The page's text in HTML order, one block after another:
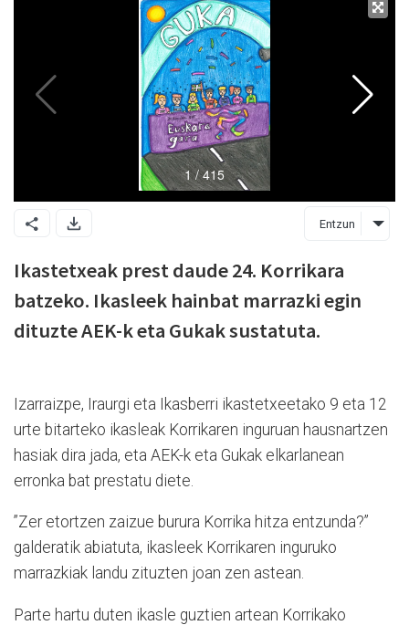
Entzun
Ikastetxeak prest daude 24. Korrikara
batzeko. Ikasleek hainbat marrazki egin
dituzte AEK-k eta Gukak sustatuta.
Izarraizpe, Iraurgi eta Ikasberri ikastetxeetako 9 eta 12
urte bitarteko ikasleak Korrikaren inguruan hausnartzen
hasiak dira jada, eta AEK-k eta Gukak elkarlanean
erronka bat prestatu diete.
”Zer etortzen zaizue burura Korrika hitza entzunda?”
galderatik abiatuta, ikasleek Korrikaren inguruko
marrazkiak landu zituzten joan zen astean.
Parte hartu duten ikasle guztien artean Korrikako